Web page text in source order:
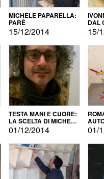
MICHELE PAPARELLA:
PARÈ
15/12/2014
DAL
15/
TESTA MANI E CUORE:
LA SCELTA DI MICHELE
BARBERIO
01/12/2014 01/